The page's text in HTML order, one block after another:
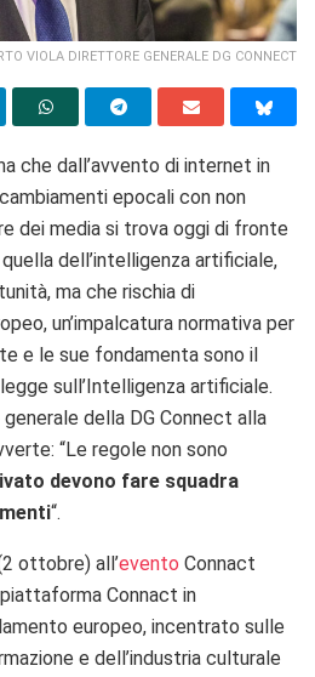
VIOLA DIRETTORE GENERALE DG CONNECT
che dall’avvento di internet in
epocali con non
dei media si trova oggi di fronte
dell’intelligenza artificiale,
ma che rischia di
un’impalcatura normativa per
e le sue fondamenta sono il
sull’Intelligenza artificiale.
della DG Connect alla
“Le regole non sono
devono fare squadra
“.
ottobre) all’evento Connact
Connact in
europeo, incentrato sulle
e dell’industria culturale